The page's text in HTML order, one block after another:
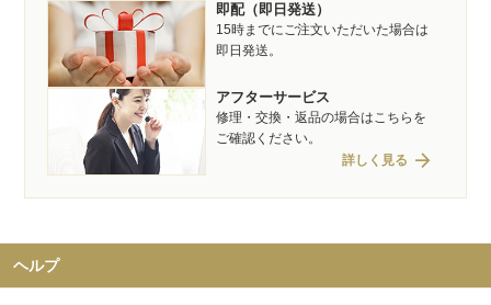
即配（即日発送）
15時までにご注文いただいた場合は
即日発送。
アフターサービス
修理・交換・返品の場合はこちらを
ご確認ください。
詳しく見る arrow_forward
ヘルプ